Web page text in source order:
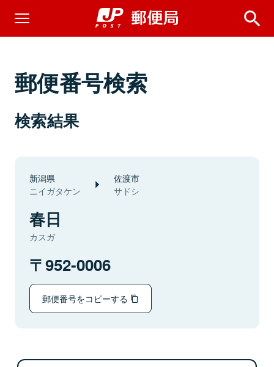
郵便番号検索
検索結果
新潟県
ニイガタケン
佐渡市
サドシ
春日
カスガ
952-0006
郵便番号をコピーする